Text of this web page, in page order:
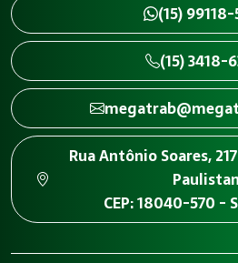
(15) 99118-
(15) 3418-
Rua Antônio Soares,
CEP: 18040-570 -